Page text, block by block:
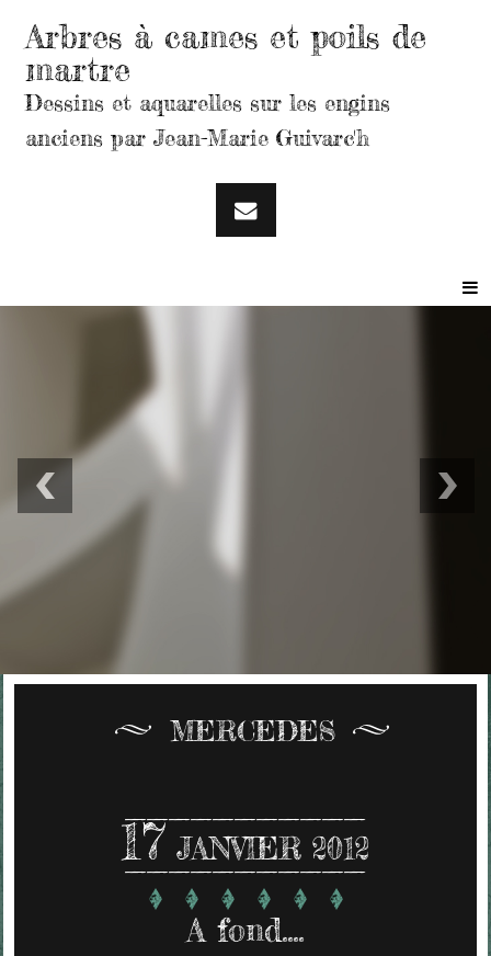
Arbres à cames et poils de
martre
Dessins et aquarelles sur les engins
anciens par Jean-Marie Guivarc'h
MERCEDES
17 JANVIER 2012
A fond....